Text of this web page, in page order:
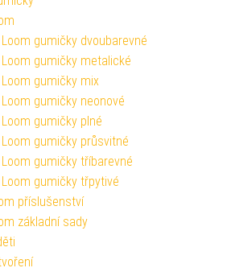
Loom gumičky dvoubarevné
Loom gumičky metalické
Loom gumičky mix
Loom gumičky neonové
Loom gumičky plné
Loom gumičky průsvitné
Loom gumičky tříbarevné
Loom gumičky třpytivé
příslušenství
základní sady